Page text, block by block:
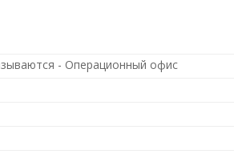
- Операционный офис